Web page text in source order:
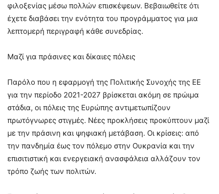
φιλοξενίας μέσω πολλών επισκέψεων. Βεβαιωθείτε ότι
έχετε διαβάσει την ενότητα του προγράμματος για μια
λεπτομερή περιγραφή κάθε συνεδρίας.
Μαζί για πράσινες και δίκαιες πόλεις
Παρόλο που η εφαρμογή της Πολιτικής Συνοχής της ΕΕ
για την περίοδο 2021-2027 βρίσκεται ακόμη σε πρώιμα
στάδια, οι πόλεις της Ευρώπης αντιμετωπίζουν
πρωτόγνωρες στιγμές. Νέες προκλήσεις προκύπτουν μαζί
με την πράσινη και ψηφιακή μετάβαση. Οι κρίσεις: από
την πανδημία έως τον πόλεμο στην Ουκρανία και την
επισιτιστική και ενεργειακή ανασφάλεια αλλάζουν τον
τρόπο ζωής των πολιτών.